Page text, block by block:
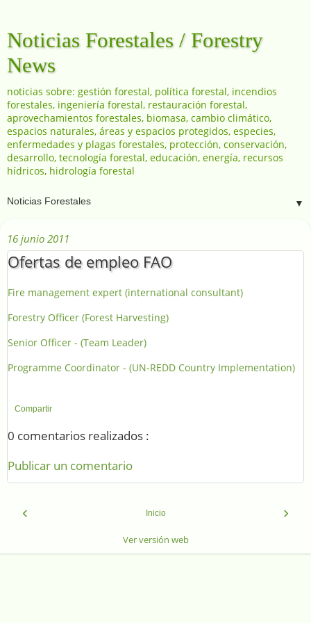
Noticias Forestales / Forestry
News
noticias sobre: gestión forestal, política forestal, incendios
forestales, ingeniería forestal, restauración forestal,
aprovechamientos forestales, biomasa, cambio climático,
espacios naturales, áreas y espacios protegidos, especies,
enfermedades y plagas forestales, protección, conservación,
desarrollo, tecnología forestal, educación, energía, recursos
hídricos, hidrología forestal
▼
16 junio 2011
Ofertas de empleo FAO
Fire management expert (international consultant)
Forestry Officer (Forest Harvesting)
Senior Officer - (Team Leader)
Programme Coordinator - (UN-REDD Country Implementation)
Compartir
0 comentarios realizados :
Publicar un comentario
‹ ›
Inicio
Ver versión web